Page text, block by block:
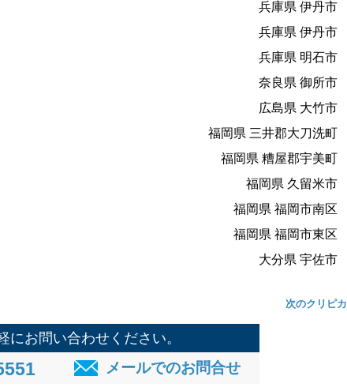
兵庫県 伊丹市
兵庫県 伊丹市
兵庫県 明石市
奈良県 御所市
広島県 大竹市
福岡県 三井郡大刀洗町
福岡県 糟屋郡宇美町
福岡県 久留米市
福岡県 福岡市南区
福岡県 福岡市東区
大分県 宇佐市
次のクリピカ
にお問い合わせください。
メールでのお問合せ